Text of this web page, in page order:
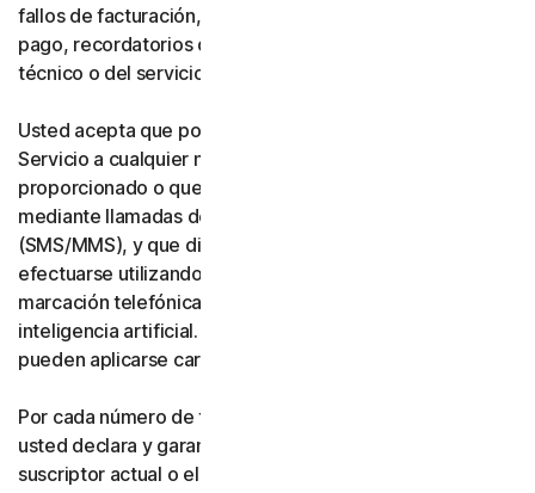
fallos de facturación, actualizaciones de métodos de
pago, recordatorios de renovación y avisos de soporte
técnico o del servicio.
Usted acepta que podamos realizar Comunicaciones del
Servicio a cualquier número de teléfono que nos haya
proporcionado o que nos proporcione en el futuro
mediante llamadas de voz o mensajes de texto
(SMS/MMS), y que dichas llamadas o mensajes puedan
efectuarse utilizando un sistema automático de
marcación telefónica, una voz artificial o pregrabada, o
inteligencia artificial. Usted reconoce y acepta que
pueden aplicarse cargos por mensajería y datos.
Por cada número de teléfono que nos proporcione,
usted declara y garantiza expresamente que es el
suscriptor actual o el usuario habitual de dicho número